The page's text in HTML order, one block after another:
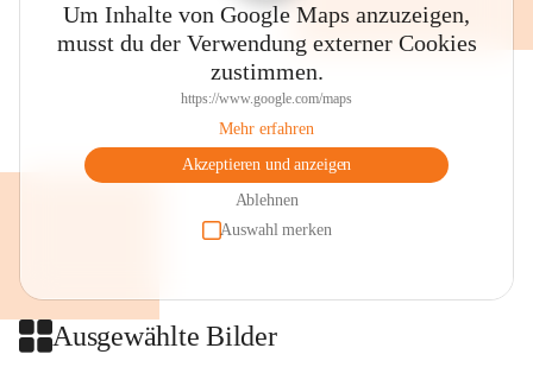
Um Inhalte von Google Maps anzuzeigen,
musst du der Verwendung externer Cookies
zustimmen.
https://www.google.com/maps
Mehr erfahren
Akzeptieren und anzeigen
Ablehnen
Auswahl merken
Ausgewählte Bilder